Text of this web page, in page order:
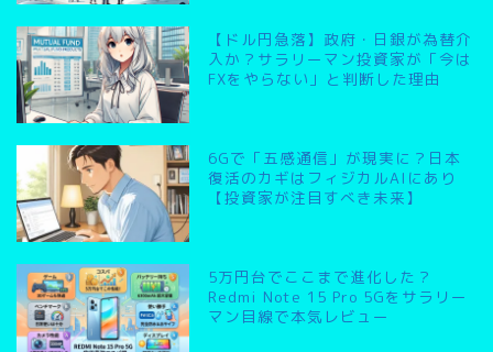
【ドル円急落】政府・日銀が為替介
入か？サラリーマン投資家が「今は
FXをやらない」と判断した理由
6Gで「五感通信」が現実に？日本
復活のカギはフィジカルAIにあり
【投資家が注目すべき未来】
5万円台でここまで進化した？
Redmi Note 15 Pro 5Gをサラリー
マン目線で本気レビュー